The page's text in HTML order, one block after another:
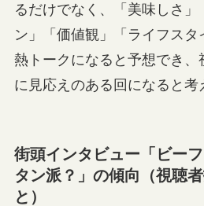
るだけでなく、「美味しさ」
ン」「価値観」「ライフスタ
熱トークになると予想でき、
に見応えのある回になると考
街頭インタビュー「ビー
タン派？」の傾向（視聴
と）